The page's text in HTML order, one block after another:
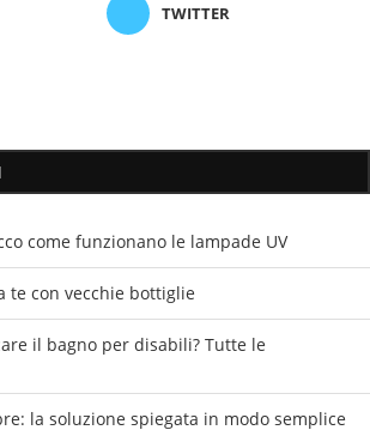
TWITTER
come funzionano le lampade UV
te con vecchie bottiglie
il bagno per disabili? Tutte le
la soluzione spiegata in modo semplice